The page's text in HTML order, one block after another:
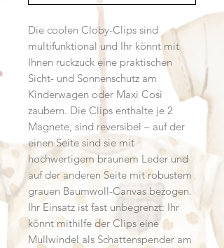
Die coolen Cloby-Clips sind
multifunktional und Ihr könnt mit
Ihnen ruckzuck eine praktischen
Sicht- und Sonnenschutz am
Kinderwagen oder Maxi Cosi
zaubern. Die Clips enthalte je 2
Magnete, sind reversibel – auf der
einen Seite sind sie mit
hochwertigem braunem Leder und
auf der anderen Seite mit robustem
grauen Baumwoll-Canvas bezogen.
Ihr Einsatz ist fast unbegrenzt: Ihr
könnt mithilfe der Clips eine
Mullwindel als Schattenspender am